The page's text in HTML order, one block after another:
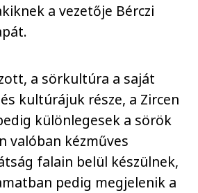
a vezetője Bérczi
a sörkultúra a saját
kultúrájuk része, a Zircen
különlegesek a sörök
valóban kézműves
falain belül készülnek,
pedig megjelenik a